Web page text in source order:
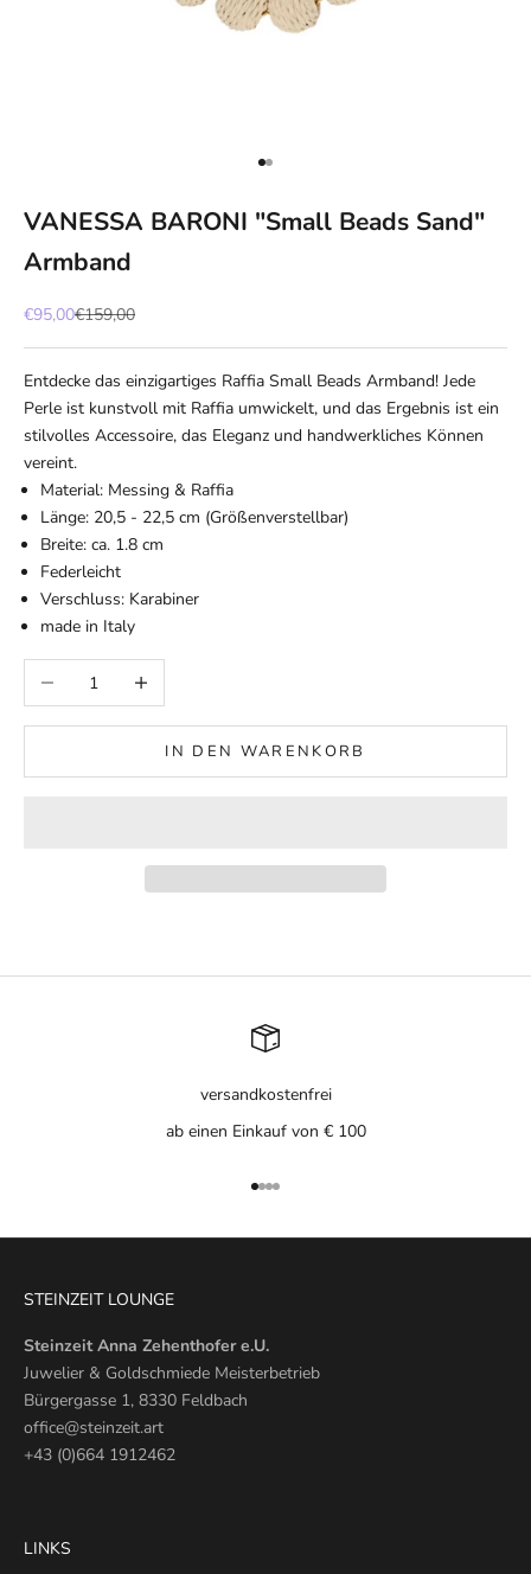
Gehe zu Element 1
Gehe zu Element 2
VANESSA BARONI "Small Beads Sand"
Armband
Angebot
€95,00Regulärer Preis
€159,00
Entdecke das einzigartiges Raffia Small Beads Armband! Jede
Perle ist kunstvoll mit Raffia umwickelt, und das Ergebnis ist ein
stilvolles Accessoire, das Eleganz und handwerkliches Können
vereint.
Material: Messing & Raffia
Länge: 20,5 - 22,5 cm (Größenverstellbar)
Breite: ca. 1.8 cm
Federleicht
Verschluss: Karabiner
made in Italy
Anzahl verringernAnzahl erhöhen
IN DEN WARENKORB
versandkostenfrei
ab einen Einkauf von € 100
Gehe zu Element 1
Gehe zu Element 2
Gehe zu Element 3
Gehe zu Element 4
STEINZEIT LOUNGE
Steinzeit Anna Zehenthofer e.U.
Juwelier & Goldschmiede Meisterbetrieb
Bürgergasse 1, 8330 Feldbach
office@steinzeit.art
+43 (0)664 1912462
LINKS